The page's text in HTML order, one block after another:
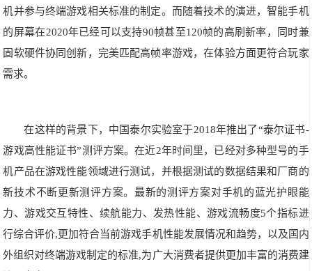
机并参与终端游戏相关标准的制定。而随着技术的演进，智能手机
的屏幕在2020年已经可以支持90帧甚至120帧的高刷新率，同时兼
固软硬件协同创新，完美匹配高帧率游戏，在体验方面更符合玩家
需求。
在这样的背景下，中国泰尔实验室于2018年推出了“泰尔证书-
游戏高性能证书”测评方案。在近2年时间里，已经对多种型号的手
机产品在游戏性能领域进行测试，并根据测试的数据结果和厂商的
新技术不断更新测评方案。最新的测评方案对手机的蓝光护眼能
力、游戏交互特性、续航能力、发热性能、游戏流畅度5个指标进
行综合评价,更加符合当前游戏手机性能发展情况和趋势，以及国内
外组织对终端游戏制定的标准,为广大消费者提供更加丰富的消费建